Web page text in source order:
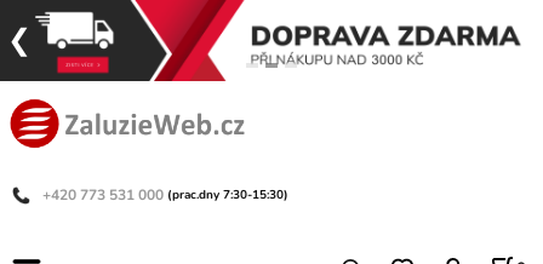
+420 773 531 000 (prac.dny 7:30-15:30)